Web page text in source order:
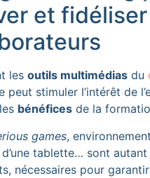
et
les outils multimédias du
peut stimuler l’intérêt de
bénéfices de la
games,
tablette… sont autant
nécessaires pour